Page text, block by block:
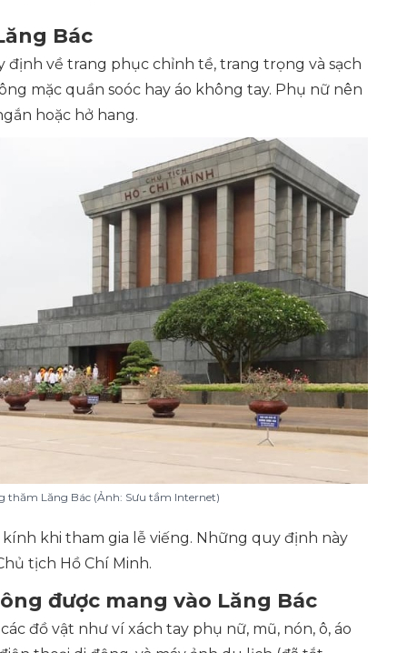
Bác
định về trang phục chỉnh tề, trang trọng và sạch
mặc quần soóc hay áo không tay. Phụ nữ nên
hoặc hở hang.
thăm Lăng Bác (Ảnh: Sưu tầm Internet)
khi tham gia lễ viếng. Những quy định này
tịch Hồ Chí Minh.
được mang vào Lăng Bác
đồ vật như ví xách tay phụ nữ, mũ, nón, ô, áo